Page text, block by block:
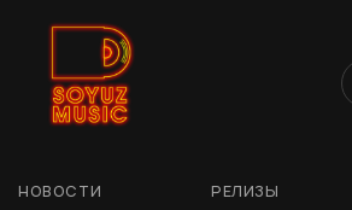
НОВОСТИ
РЕЛИЗЫ